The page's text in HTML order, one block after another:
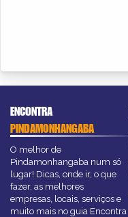
ENCONTRA
PINDAMONHANGABA
O melhor de
Pindamonhangaba num só
lugar! Dicas, onde ir, o que
fazer, as melhores
empresas, locais, serviços e
muito mais no guia Encontra